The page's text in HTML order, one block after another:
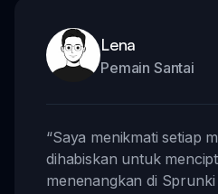
Lena
Pemain Santai
“Saya menikmati setiap
dihabiskan untuk
menenangkan di